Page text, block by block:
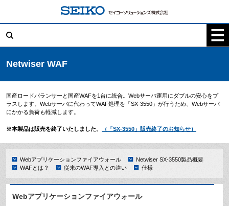
索:
Netwiser WAF
国産ロードバランサーと国産WAFを1台に統合。Webサーバ運用にダブルの安心をプ
ラスします。Webサーバに代わってWAF処理を「SX-3550」が行うため、Webサーバ
にかかる負荷も軽減します。
※本製品は販売を終了いたしました。 （「SX-3550」販売終了のお知らせ）
Webアプリケーションファイアウォール
Netwiser SX-3550製品概要
WAFとは？
従来のWAF導入との違い 仕様
Webアプリケーションファイアウォール